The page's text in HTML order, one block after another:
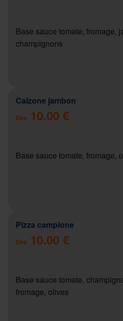
Base sauce tomate, fromage,
champignons
Calzone jambon
Dès 10.00 €
Base sauce tomate, fromage,
Pizza campione
Dès 10.00 €
Base sauce tomate,
fromage, olives